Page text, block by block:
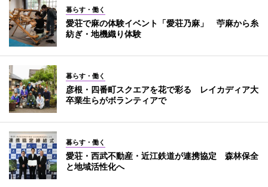
暮らす・働く
愛荘で麻の体験イベント「愛荘乃麻」 苧麻から糸
紡ぎ・地機織り体験
暮らす・働く
彦根・四番町スクエアを花で彩る レイカディア大
卒業生らがボランティアで
暮らす・働く
愛荘・西武不動産・近江鉄道が連携協定 森林保全
と地域活性化へ